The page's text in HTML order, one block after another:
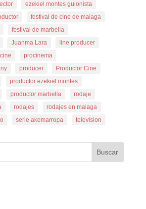
ezekiel montes guionista
festival de cine de malaga
festival de marbella
Juanma Lara
line producer
procinema
producer
Productor Cine
productor ezekiel montes
productor marbella
rodaje
rodajes
rodajes en malaga
serie akemarropa television
Buscar